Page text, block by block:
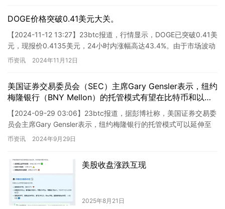
DOGE价格突破0.41美元大关。
【2024-11-12 13:27】23btc报道，行情显示，DOGE已突破0.41美
元，现报价0.4135美元，24小时内涨幅高达43.4%。由于市场波动
较大，请各位投资者务必做…
币资讯 2024年11月12日
美国证券交易委员会（SEC）主席Gary Gensler表示，纽约
梅隆银行（BNY Mellon）的托管模式有望在比特币和以太
坊ETF之外得到扩展。
【2024-09-29 03:06】23btc报道，据彭博社称，美国证券交易委
员会主席Gary Gensler表示，纽约梅隆银行的托管模式可以延伸至
比特币和以太坊 ETF 之外。他…
币资讯 2024年9月29日
美股收盘涨跌互现
2025年8月21日